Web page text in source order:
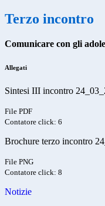
Terzo incontro
Comunicare con gli
Allegati
Sintesi III incontro
File PDF
Contatore click: 6
Brochure terzo incontro
File PNG
Contatore click: 8
Notizie